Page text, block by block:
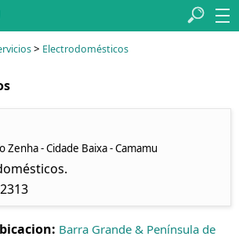
> Electrodomésticos
Zenha - Cidade Baixa - Camamu
Barra Grande & Península de